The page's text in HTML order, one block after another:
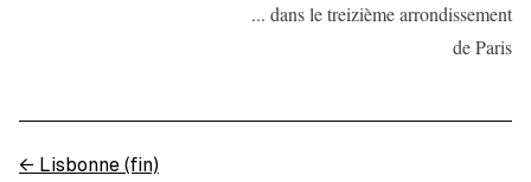
... dans le treizième arrondissement
de Paris
← Lisbonne (fin)